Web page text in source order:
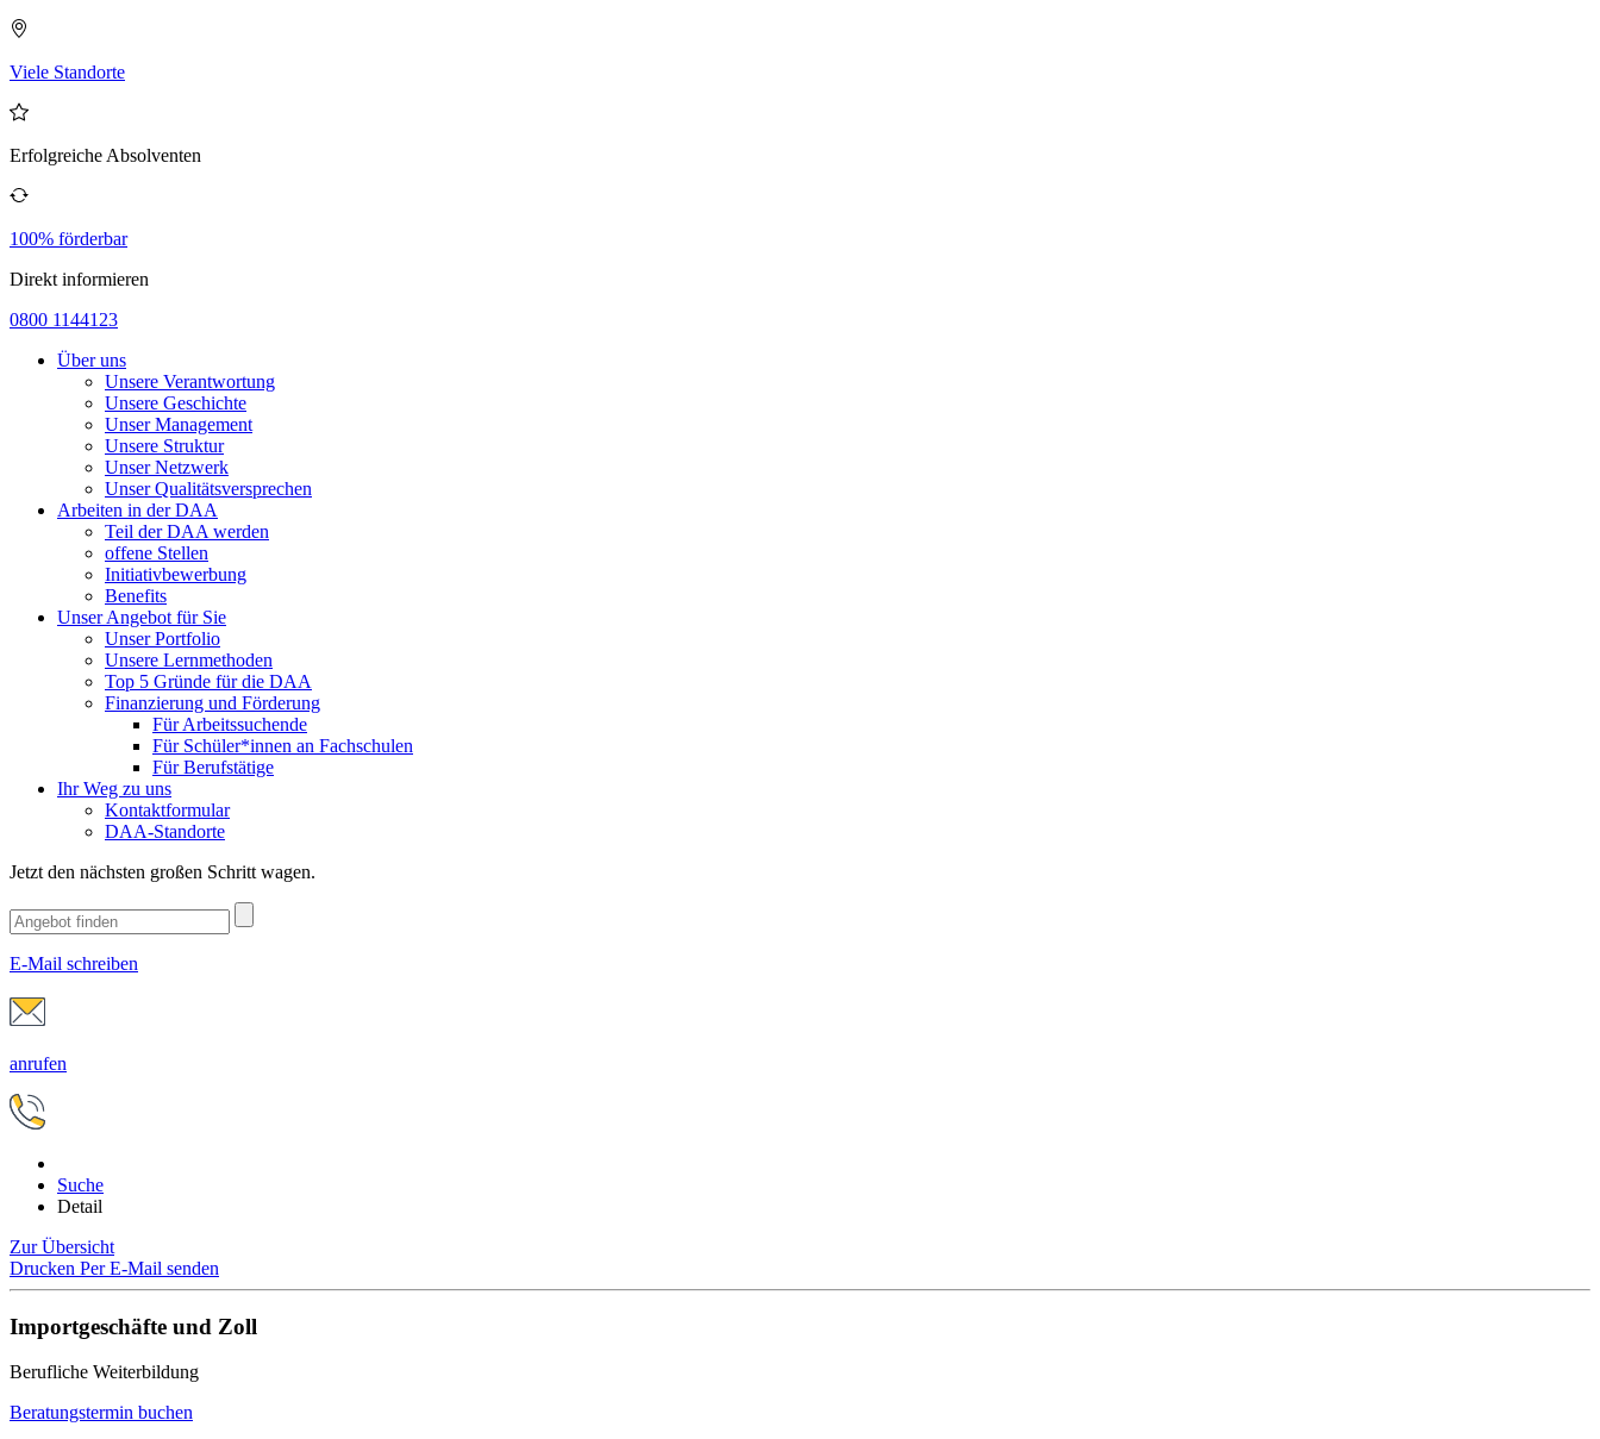
Viele Standorte
Erfolgreiche Absolventen
100% förderbar
Direkt informieren
0800 1144123
Über uns
Unsere Verantwortung
Unsere Geschichte
Unser Management
Unsere Struktur
Unser Netzwerk
Unser Qualitätsversprechen
Arbeiten in der DAA
Teil der DAA werden
offene Stellen
Initiativbewerbung
Benefits
Unser Angebot für Sie
Unser Portfolio
Unsere Lernmethoden
Top 5 Gründe für die DAA
Finanzierung und Förderung
Für Arbeitssuchende
Für Schüler*innen an Fachschulen
Für Berufstätige
Ihr Weg zu uns
Kontaktformular
DAA-Standorte
Jetzt den nächsten großen Schritt wagen.
E-Mail schreiben
anrufen
Suche
Detail
Zur Übersicht
Drucken Per E-Mail senden
Importgeschäfte und Zoll
Berufliche Weiterbildung
Beratungstermin buchen